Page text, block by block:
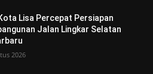
Lisa Percepat Persiapan
Jalan Lingkar Selatan
2026